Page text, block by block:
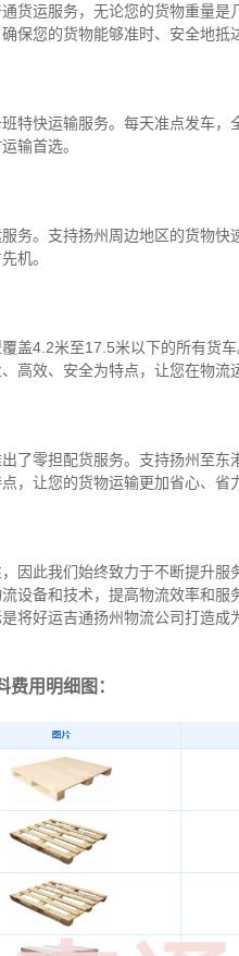
货运服务，无论您的货物重量是
保您的货物能够准时、安全地抵
特快运输服务。每天准点发车
输首选。
务。支持扬州周边地区的货物
机。
盖4.2米至17.5米以下的所有货
高效、安全为特点，让您在物流
了零担配货服务。支持扬州至东
，让您的货物运输更加省心、省
因此我们始终致力于不断提升
设备和技术，提高物流效率和
将好运吉通扬州物流公司打造
用明细图：